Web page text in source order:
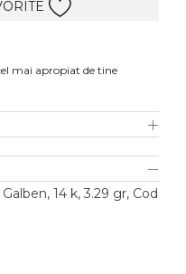
mai apropiat de tine
14 k, 3.29 gr, Cod